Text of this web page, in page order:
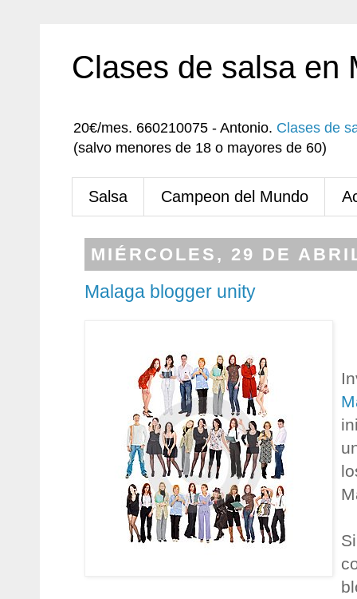
Clases de salsa en
20€/mes. 660210075 - Antonio. Clases de
(salvo menores de 18 o mayores de 60)
Salsa Campeon del Mundo
MIÉRCOLES, 29 DE
Malaga blogger unity